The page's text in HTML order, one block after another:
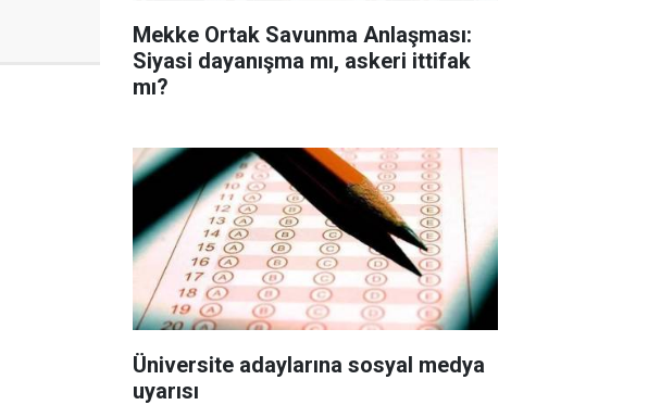
Mekke Ortak Savunma Anlaşması:
Siyasi dayanışma mı, askeri ittifak
mı?
Üniversite adaylarına sosyal medya
uyarısı